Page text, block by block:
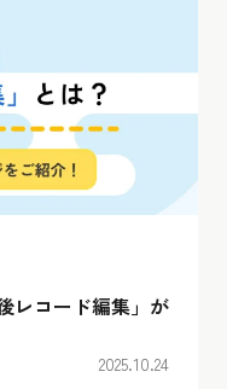
レコード編集」が
2025.10.24